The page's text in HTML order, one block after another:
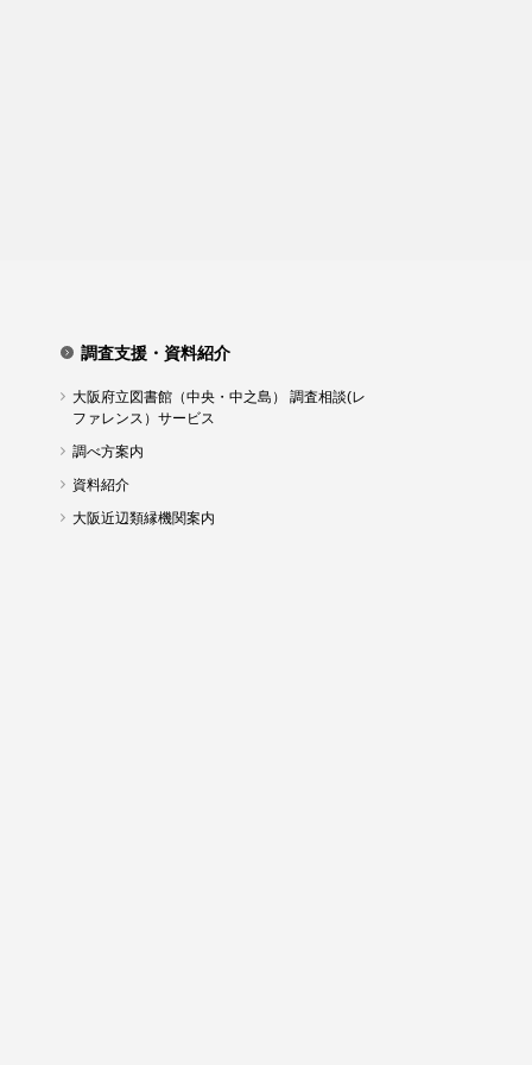
調査支援・資料紹介
大阪府立図書館（中央・中之島） 調査相談(レ
ファレンス）サービス
調べ方案内
資料紹介
大阪近辺類縁機関案内